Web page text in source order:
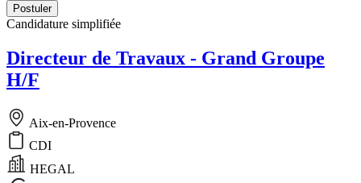
Postuler
Candidature simplifiée
Directeur de Travaux - Grand Groupe
H/F
Aix-en-Provence
CDI
HEGAL